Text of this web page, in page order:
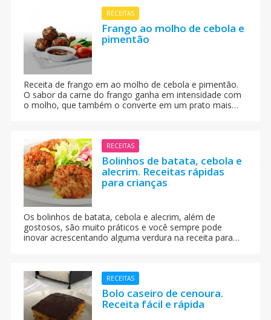
RECEITAS
Frango ao molho de cebola e
pimentão
Receita de frango em ao molho de cebola e pimentão.
O sabor da carne do frango ganha em intensidade com
o molho, que também o converte em um prato mais
RECEITAS
Bolinhos de batata, cebola e
alecrim. Receitas rápidas
para crianças
Os bolinhos de batata, cebola e alecrim, além de
gostosos, são muito práticos e você sempre pode
inovar acrescentando alguma verdura na receita para
RECEITAS
Bolo caseiro de cenoura.
Receita fácil e rápida